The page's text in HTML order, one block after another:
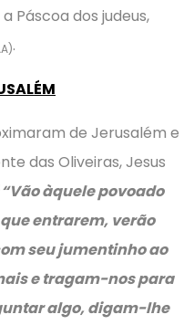
Páscoa dos judeus,
.
de Jerusalém e
das Oliveiras, Jesus
“Vão àquele povoado
entrarem, verão
seu jumentinho ao
e tragam-nos para
algo, digam-lhe